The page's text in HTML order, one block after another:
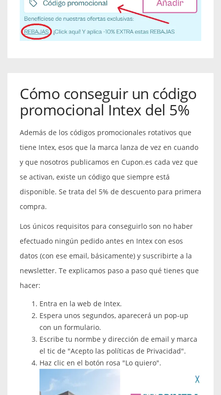
Cómo conseguir un código
promocional Intex del 5%
Además de los códigos promocionales rotativos que
tiene Intex, esos que la marca lanza de vez en cuando
y que nosotros publicamos en Cupon.es cada vez que
se activan, existe un código que siempre está
disponible. Se trata del 5% de descuento para primera
compra.
Los únicos requisitos para conseguirlo son no haber
efectuado ningún pedido antes en Intex con esos
datos (con ese email, básicamente) y suscribirte a la
newsletter. Te explicamos paso a paso qué tienes que
hacer:
Entra en la web de Intex.
Espera unos segundos, aparecerá un pop-up
con un formulario.
Escribe tu normbe y dirección de email y marca
el tic de "Acepto las políticas de Privacidad".
Haz clic en el botón rosa "Lo quiero".